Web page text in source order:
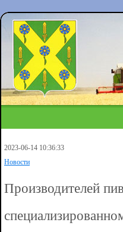
2023-06-14 10:36:33
Новости
Производителей